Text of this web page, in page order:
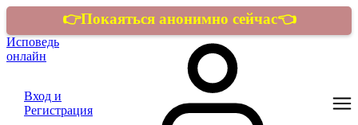
👉Покаяться анонимно сейчас👈
Исповедь
онлайн
Вход и
Регистрация